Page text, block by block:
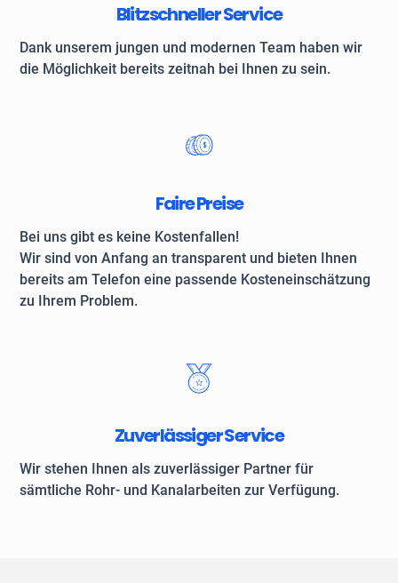
Blitzschneller Service
Dank unserem jungen und modernen Team haben wir
die Möglichkeit bereits zeitnah bei Ihnen zu sein.
Faire Preise
Bei uns gibt es keine Kostenfallen!
Wir sind von Anfang an transparent und bieten Ihnen
bereits am Telefon eine passende Kosteneinschätzung
zu Ihrem Problem.
Zuverlässiger Service
Wir stehen Ihnen als zuverlässiger Partner für
sämtliche Rohr- und Kanalarbeiten zur Verfügung.